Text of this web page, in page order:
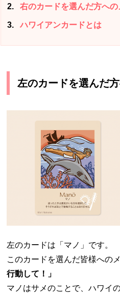
2 右のカードを選んだ方へ
3 ハワイアンカードとは
左のカードを選んだ
左のカードは「マノ」です。
このカードを選んだ皆様への
行動して！」
マノはサメのことで、ハワイ